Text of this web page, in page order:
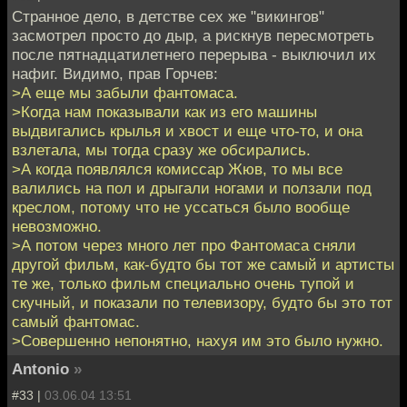
Странное дело, в детстве сех же "викингов"
засмотрел просто до дыр, а рискнув пересмотреть
после пятнадцатилетнего перерыва - выключил их
нафиг. Видимо, прав Горчев:
>А еще мы забыли фантомаса.
>Когда нам показывали как из его машины
выдвигались крылья и хвост и еще что-то, и она
взлетала, мы тогда сразу же обсирались.
>А когда появлялся комиссар Жюв, то мы все
валились на пол и дрыгали ногами и ползали под
креслом, потому что не уссаться было вообще
невозможно.
>А потом через много лет про Фантомаса сняли
другой фильм, как-будто бы тот же самый и артисты
те же, только фильм специально очень тупой и
скучный, и показали по телевизору, будто бы это тот
самый фантомас.
>Совершенно непонятно, нахуя им это было нужно.
Antonio »
#33 | 03.06.04 13:51